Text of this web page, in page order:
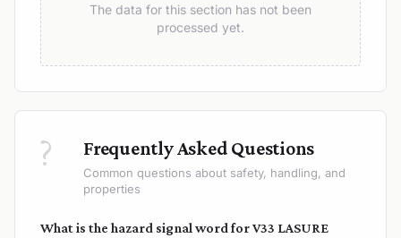
The data for this section has not been
processed yet.
? Frequently Asked Questions
Common questions about safety, handling, and
properties
What is the hazard signal word for V33 LASURE